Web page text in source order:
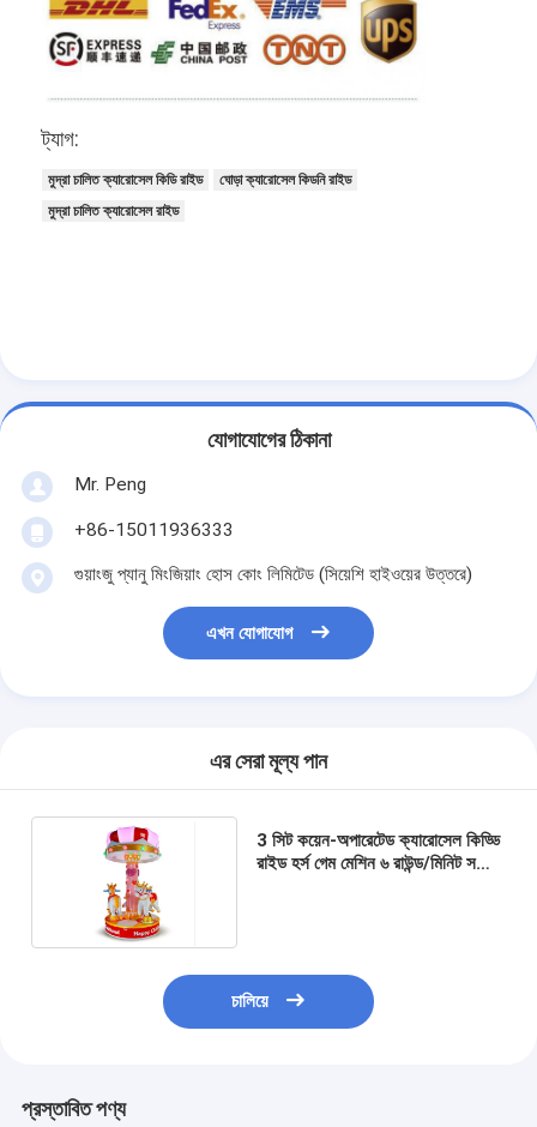
ট্যাগ:
মুদ্রা চালিত ক্যারোসেল কিডি রাইড
ঘোড়া ক্যারোসেল কিডনি রাইড
মুদ্রা চালিত ক্যারোসেল রাইড
যোগাযোগের ঠিকানা
Mr. Peng
+86-15011936333
গুয়াংজু প্যানু মিংজিয়াং হোস কোং লিমিটেড (সিয়েশি হাইওয়ের উত্তরে)
এখন যোগাযোগ
এর সেরা মূল্য পান
3 সিট কয়েন-অপারেটেড ক্যারোসেল কিড্ডি
রাইড হর্স গেম মেশিন ৬ রাউন্ড/মিনিট সর্বোচ্চ
চালিয়ে
প্রস্তাবিত পণ্য